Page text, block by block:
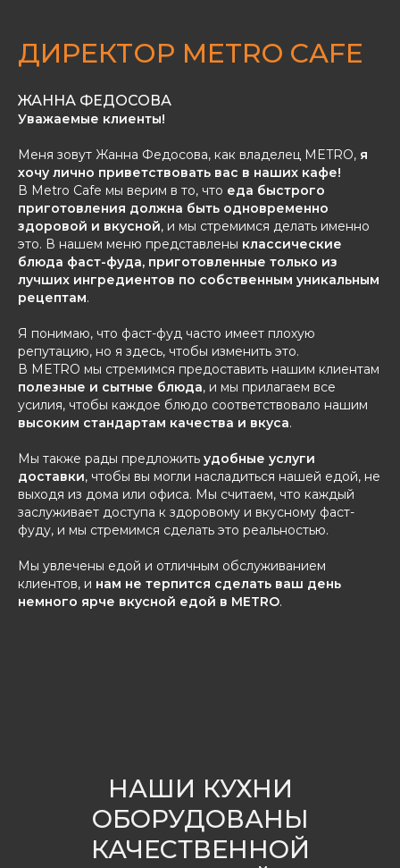
ДИРЕКТОР METRO CAFE
ЖАННА ФЕДОСОВА
Уважаемые клиенты!
Меня зовут Жанна Федосова, как владелец METRO, я
хочу лично приветствовать вас в наших кафе!
В Metro Cafe мы верим в то, что еда быстрого
приготовления должна быть одновременно
здоровой и вкусной, и мы стремимся делать именно
это. В нашем меню представлены классические
блюда фаст-фуда, приготовленные только из
лучших ингредиентов по собственным уникальным
рецептам.
Я понимаю, что фаст-фуд часто имеет плохую
репутацию, но я здесь, чтобы изменить это.
В METRO мы стремимся предоставить нашим клиентам
полезные и сытные блюда, и мы прилагаем все
усилия, чтобы каждое блюдо соответствовало нашим
высоким стандартам качества и вкуса.
Мы также рады предложить удобные услуги
доставки, чтобы вы могли насладиться нашей едой, не
выходя из дома или офиса. Мы считаем, что каждый
заслуживает доступа к здоровому и вкусному фаст-
фуду, и мы стремимся сделать это реальностью.
Мы увлечены едой и отличным обслуживанием
клиентов, и нам не терпится сделать ваш день
немного ярче вкусной едой в METRO.
НАШИ КУХНИ
ОБОРУДОВАНЫ
КАЧЕСТВЕННОЙ